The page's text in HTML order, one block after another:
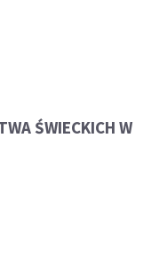
ŚWIECKICH W